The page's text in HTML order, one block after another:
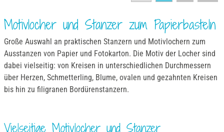
Motivlocher und Stanzer zum Papierbasteln
Große Auswahl an praktischen Stanzern und Motivlochern zum
Ausstanzen von Papier und Fotokarton. Die Motiv der Locher sind
dabei vielseitig: von Kreisen in unterschiedlichen Durchmessern
über Herzen, Schmetterling, Blume, ovalen und gezahnten Kreisen
bis hin zu filigranen Bordürenstanzern.
Vielseitige Motivlocher und Stanzer